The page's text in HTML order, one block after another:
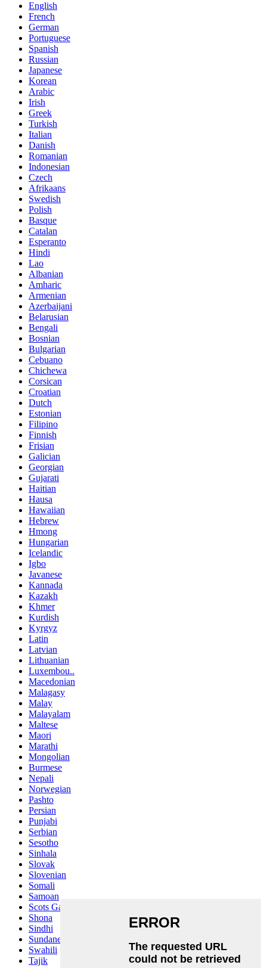
English
French
German
Portuguese
Spanish
Russian
Japanese
Korean
Arabic
Irish
Greek
Turkish
Italian
Danish
Romanian
Indonesian
Czech
Afrikaans
Swedish
Polish
Basque
Catalan
Esperanto
Hindi
Lao
Albanian
Amharic
Armenian
Azerbaijani
Belarusian
Bengali
Bosnian
Bulgarian
Cebuano
Chichewa
Corsican
Croatian
Dutch
Estonian
Filipino
Finnish
Frisian
Galician
Georgian
Gujarati
Haitian
Hausa
Hawaiian
Hebrew
Hmong
Hungarian
Icelandic
Igbo
Javanese
Kannada
Kazakh
Khmer
Kurdish
Kyrgyz
Latin
Latvian
Lithuanian
Luxembou..
Macedonian
Malagasy
Malay
Malayalam
Maltese
Maori
Marathi
Mongolian
Burmese
Nepali
Norwegian
Pashto
Persian
Punjabi
Serbian
Sesotho
Sinhala
Slovak
Slovenian
Somali
Samoan
Scots Gaelic
Shona
Sindhi
Sundanese
Swahili
Tajik